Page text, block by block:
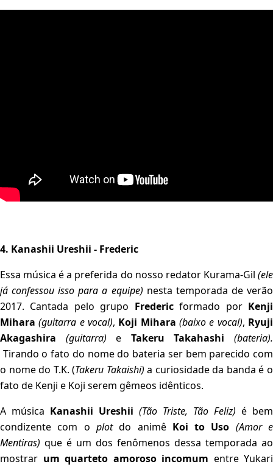
4. Kanashii Ureshii - Frederic
Essa música é a preferida do nosso redator Kurama-Gil (ele
já confessou isso para a equipe) nesta temporada de verão
2017. Cantada pelo grupo Fredericformado por Kenji
Mihara (guitarra e vocal), Koji Mihara (baixo e vocal), Ryuji
Akagashira
(guitarra)e Takeru Takahashi
(bateria).
Tirando o fato do nome do bateria ser bem parecido com
o nome do T.K. (Takeru Takaishi) a curiosidade da banda é o
fato de Kenji e Koji serem gêmeos idênticos.
A música Kanashii Ureshii (Tão Triste, Tão Feliz) é bem
condizente com o plotdo animê Koi to Uso (Amor e
Mentiras) que é um dos fenômenos dessa temporada ao
mostrar um quarteto amoroso incomum entre Yukari